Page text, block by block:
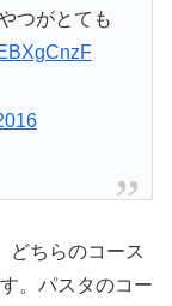
つがとても
どちらのコース
。パスタのコー